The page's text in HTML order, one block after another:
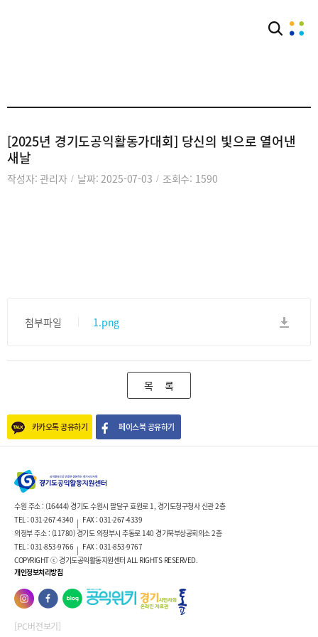
[2025년 경기도공익활동가대회] 당신의 빛으로 열어낸
새날
작성자: 관리자 / 날짜: 2025-07-03 / 조회수: 1590
첨부파일 1.png
카카오톡 공유하기 페이스북 공유하기
목 록
수원 주소 : (16444) 경기도 수원시 팔달구 효원로 1, 경기도청구청사 신관 2층
TEL : 031-267-4340 | FAX : 031-267-4339
의정부 주소 : (11780) 경기도 의정부시 추동로 140 경기북부상공회의소 2층
TEL : 031-853-9766 | FAX : 031-853-9767
COPYRIGHT ⓒ 경기도공익활동지원센터 ALL RIGHTS RESERVED.
개인정보처리방침
[PC버전보기]